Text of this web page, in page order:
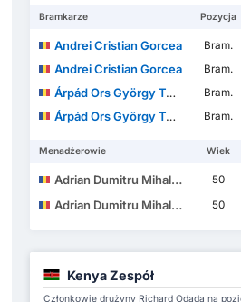
Bramkarze Pozycja
Andrei Cristian Gorcea Bram.
Andrei Cristian Gorcea
Bram.
Árpád Ors György Tordai
Bram.
Árpád Ors György Tordai
Bram.
Menadżerowie Wiek
Adrian Dumitru Mihalcea 50
Adrian Dumitru Mihalcea 50
Kenya Zespół
Członkowie drużyny Richard Odada na